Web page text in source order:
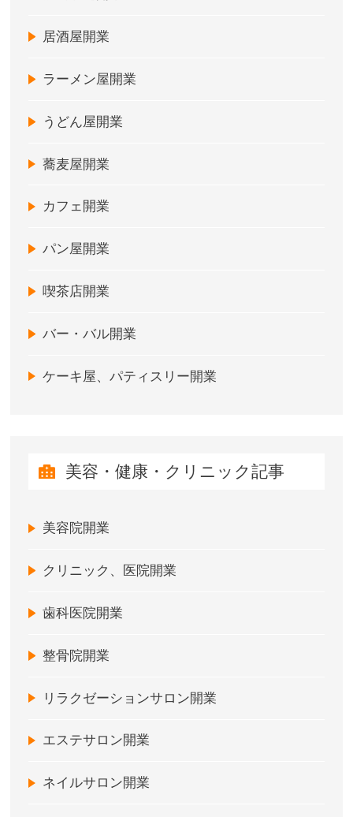
居酒屋開業
ラーメン屋開業
うどん屋開業
蕎麦屋開業
カフェ開業
パン屋開業
喫茶店開業
バー・バル開業
ケーキ屋、パティスリー開業
美容・健康・クリニック記事
美容院開業
クリニック、医院開業
歯科医院開業
整骨院開業
リラクゼーションサロン開業
エステサロン開業
ネイルサロン開業